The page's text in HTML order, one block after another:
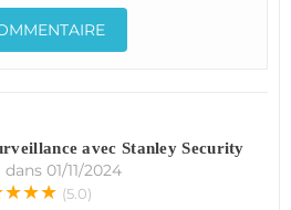
avec Stanley Security
dans 01/11/2024
(5.0)